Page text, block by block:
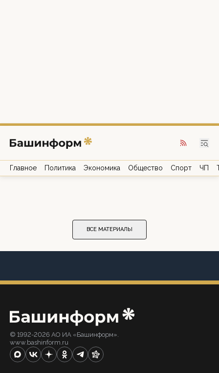
Главное Политика Экономика Общество Спорт ЧП
ВСЕ МАТЕРИАЛЫ
© 1992-2026 АО ИА «Башинформ».
www.bashinform.ru